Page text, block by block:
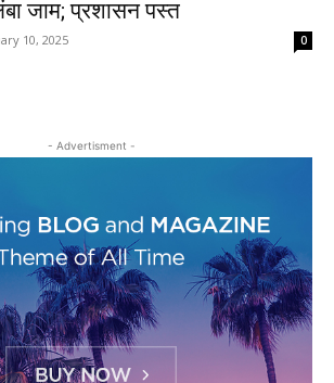
जाम; प्रशासन पस्त
10, 2025 0
- Advertisment -